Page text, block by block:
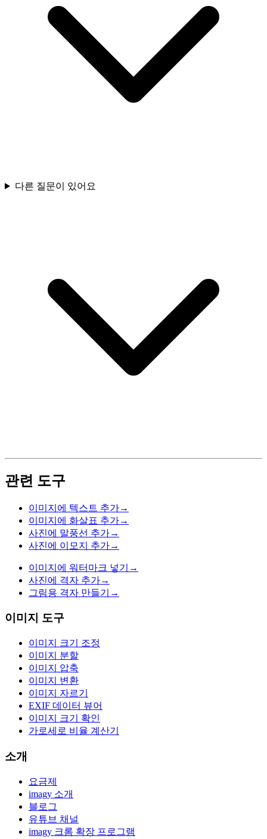
다른 질문이 있어요
관련 도구
이미지에 텍스트 추가→
이미지에 화살표 추가→
사진에 말풍선 추가→
사진에 이모지 추가→
이미지에 워터마크 넣기 →
사진에 격자 추가→
그림용 격자 만들기 →
이미지 도구
이미지 크기 조정
이미지 분할
이미지 압축
이미지 변환
이미지 자르기
EXIF 데이터 뷰어
이미지 크기 확인
가로세로 비율 계산기
소개
요금제
imagy 소개
블로그
유튜브 채널
imagy 크롬 확장 프로그램